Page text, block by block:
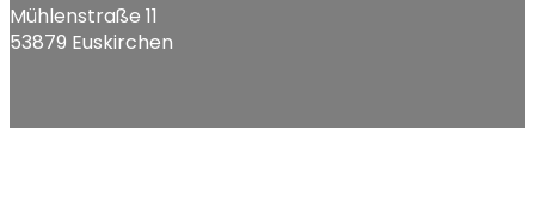
Mühlenstraße 11
53879 Euskirchen